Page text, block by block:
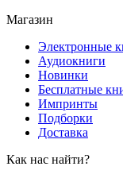
Магазин
Электронные
Аудиокниги
Новинки
Бесплатные
Импринты
Подборки
Доставка
Как нас найти?